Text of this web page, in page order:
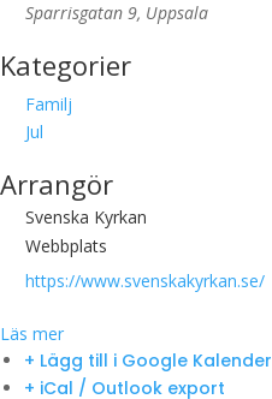
Sparrisgatan 9, Uppsala
Kategorier
Familj
Jul
Arrangör
Svenska Kyrkan
Webbplats
https://www.svenskakyrkan.se/
Läs mer
+ Lägg till i Google Kalender
+ iCal / Outlook export